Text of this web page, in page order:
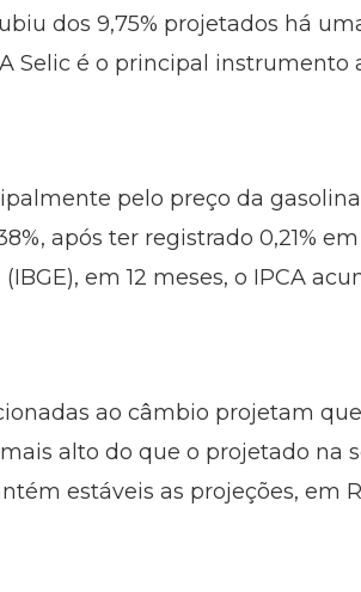
dos 9,75% projetados há
A Selic é o principal
pelo preço da
após ter registrado 0,21%
em 12 meses, o IPCA
ao câmbio projetam
alto do que o projetado na
estáveis as projeções, em